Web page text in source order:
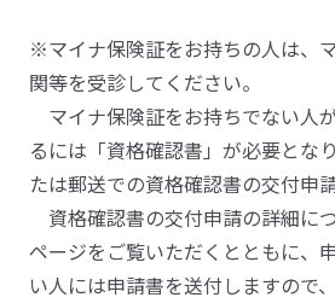
※マイナ保険証をお持ちの人は、
関等を受診してください。
マイナ保険証をお持ちでない人
るには「資格確認書」が必要とな
たは郵送での資格確認書の交付申
資格確認書の交付申請の詳細に
ページをご覧いただくとともに、
い人には申請書を送付しますので、